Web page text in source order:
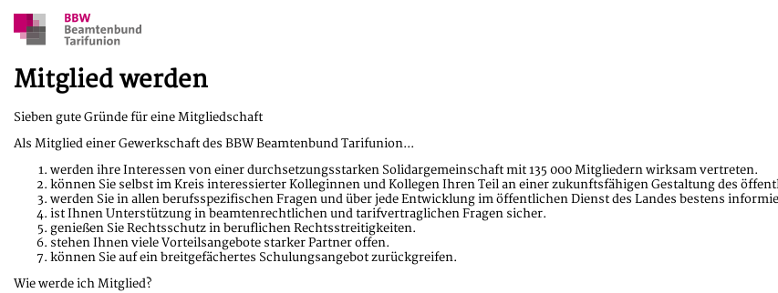
Mitglied werden
Sieben gute Gründe für eine Mitgliedschaft
Als Mitglied einer Gewerkschaft des BBW Beamtenbund Tarifunion...
werden ihre Interessen von einer durchsetzungsstarken Solidargemeinschaft mit 135 000 Mitgliedern wirksam vertreten.
können Sie selbst im Kreis interessierter Kolleginnen und Kollegen Ihren Teil an einer zukunftsfähigen Gestaltung des
werden Sie in allen berufsspezifischen Fragen und über jede Entwicklung im öffentlichen Dienst des Landes bestens
ist Ihnen Unterstützung in beamtenrechtlichen und tarifvertraglichen Fragen sicher.
genießen Sie Rechtsschutz in beruflichen Rechtsstreitigkeiten.
stehen Ihnen viele Vorteilsangebote starker Partner offen.
können Sie auf ein breitgefächertes Schulungsangebot zurückgreifen.
Wie werde ich Mitglied?